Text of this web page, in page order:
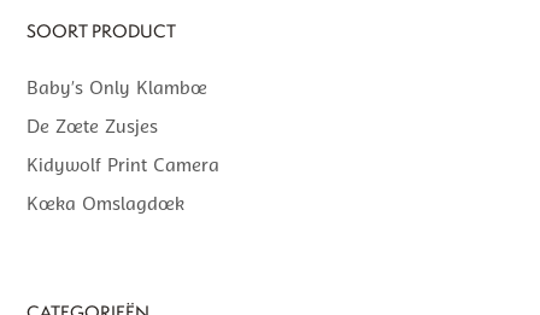
SOORT PRODUCT
Baby’s Only Klamboe
De Zoete Zusjes
Kidywolf Print Camera
Koeka Omslagdoek